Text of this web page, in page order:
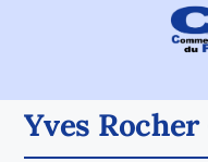
Yves